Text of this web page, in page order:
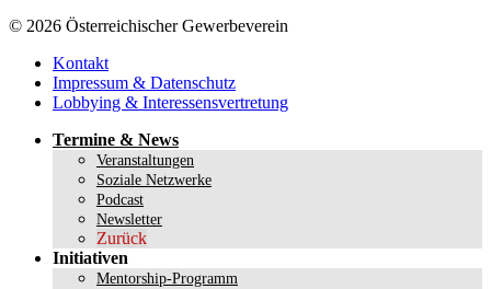
© 2026 Österreichischer Gewerbeverein
Kontakt
Impressum & Datenschutz
Lobbying & Interessensvertretung
Termine & News
Veranstaltungen
Soziale Netzwerke
Podcast
Newsletter
Zurück
Initiativen
Mentorship-Programm